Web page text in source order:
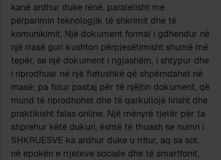
kanë ardhur duke rënë, paralelisht me
përparimin teknologjik të shkrimit dhe të
komunikimit. Një dokument formal i gdhendur në
një rrasë guri kushton përpjesëtimisht shumë më
tepër, se një dokument i ngjashëm, i shtypur dhe
i riprodhuar në një fletushkë që shpërndahet në
masë; pa folur pastaj për të njëjtin dokument, që
mund të riprodhohet dhe të qarkullojë lirisht dhe
praktikisht falas online. Një mënyrë tjetër për ta
shprehur këtë dukuri, është të thuash se numri i
SHKRUESVE ka ardhur duke u rritur, aq sa sot,
në epokën e rrjeteve sociale dhe të smartfonit,